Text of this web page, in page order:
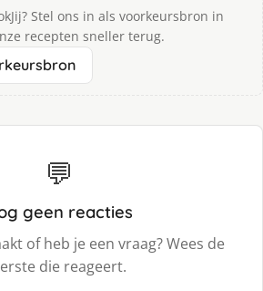
Stel ons in als voorkeursbron in
recepten sneller terug.
💬
geen reacties
of heb je een vraag? Wees de
die reageert.